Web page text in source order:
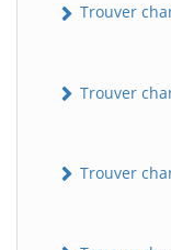
Trouver
Trouver
Trouver